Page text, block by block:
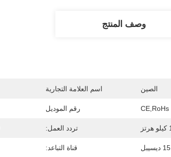
وصف المنتج
الصين اسم العلامة التجارية
CE,RoHs رقم الموديل
تردد العمل:
15 ديسيبل قناة التباعد: